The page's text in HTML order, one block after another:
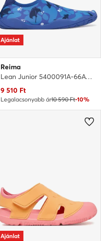
Ajánlat
Reima
Lean Junior 5400091A-66A1 · Vízi sportcipők
Aktuális ár
9 510 Ft
Legalacsonyabb ár10 590 Ft-10%
Ajánlat